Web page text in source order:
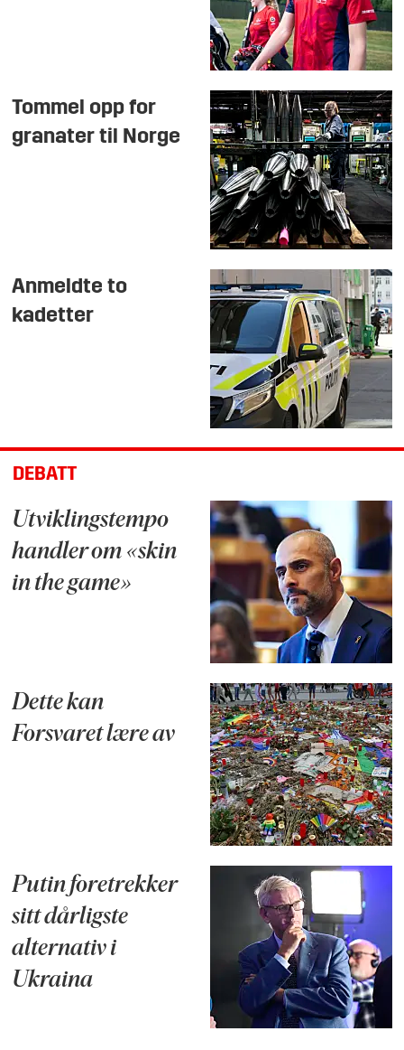
Tommel opp for
granater til Norge
Anmeldte to
kadetter
DEBATT
Utviklingstempo
handler om «skin
in the game»
Dette kan
Forsvaret lære av
Putin foretrekker
sitt dårligste
alternativ i
Ukraina